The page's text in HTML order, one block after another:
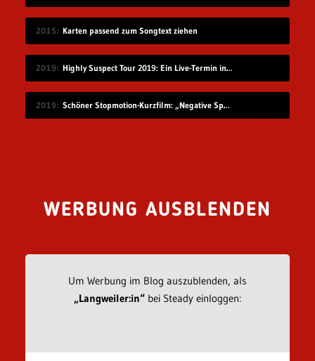
2015 Karten passend zum Songtext ziehen
2019 Highly Suspect Tour 2019: Ein Live-Termin in Deutschland
2019 Schöner Stopmotion-Kurzfilm: „Negative Space“
WERBUNG AUSBLENDEN
Um Werbung im Blog auszublenden, als
„Langweiler:in“bei Steady einloggen: